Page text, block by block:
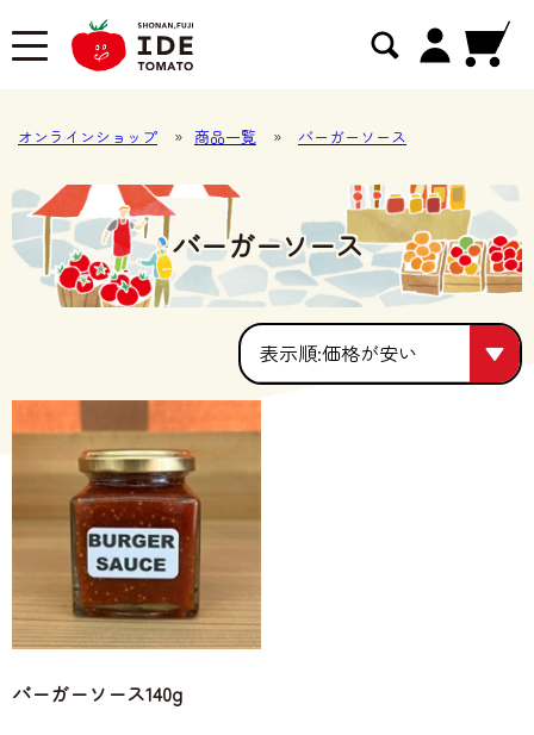
オンラインショップ » 商品一覧 » バーガーソース
バーガーソース
人気順
価格が安い
価格が安い
価格が高い
バーガーソース140g